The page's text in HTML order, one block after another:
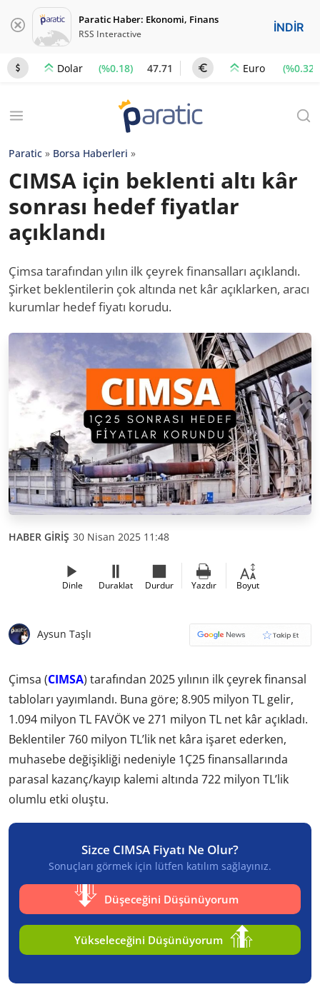
Paratic Haber: Ekonomi, Finans
RSS Interactive İNDİR
Dolar (%0.18) 47.71 Euro (%0.32)
Paratic » Borsa Haberleri »
CIMSA için beklenti altı kâr
sonrası hedef fiyatlar
açıklandı
Çimsa tarafından yılın ilk çeyrek finansalları açıklandı.
Şirket beklentilerin çok altında net kâr açıklarken, aracı
kurumlar hedef fiyatı korudu.
HABER GİRİŞ 30 Nisan 2025 11:48
Dinle Duraklat Durdur Yazdır Boyut
Aysun Taşlı
Çimsa (CIMSA) tarafından 2025 yılının ilk çeyrek finansal
tabloları yayımlandı. Buna göre; 8.905 milyon TL gelir,
1.094 milyon TL FAVÖK ve 271 milyon TL net kâr açıkladı.
Beklentiler 760 milyon TL’lik net kâra işaret ederken,
muhasebe değişikliği nedeniyle 1Ç25 finansallarında
parasal kazanç/kayıp kalemi altında 722 milyon TL’lik
olumlu etki oluştu.
Sizce CIMSA Fiyatı Ne Olur?
Sonuçları görmek için lütfen katılım sağlayınız.
Düşeceğini Düşünüyorum
Yükseleceğini Düşünüyorum